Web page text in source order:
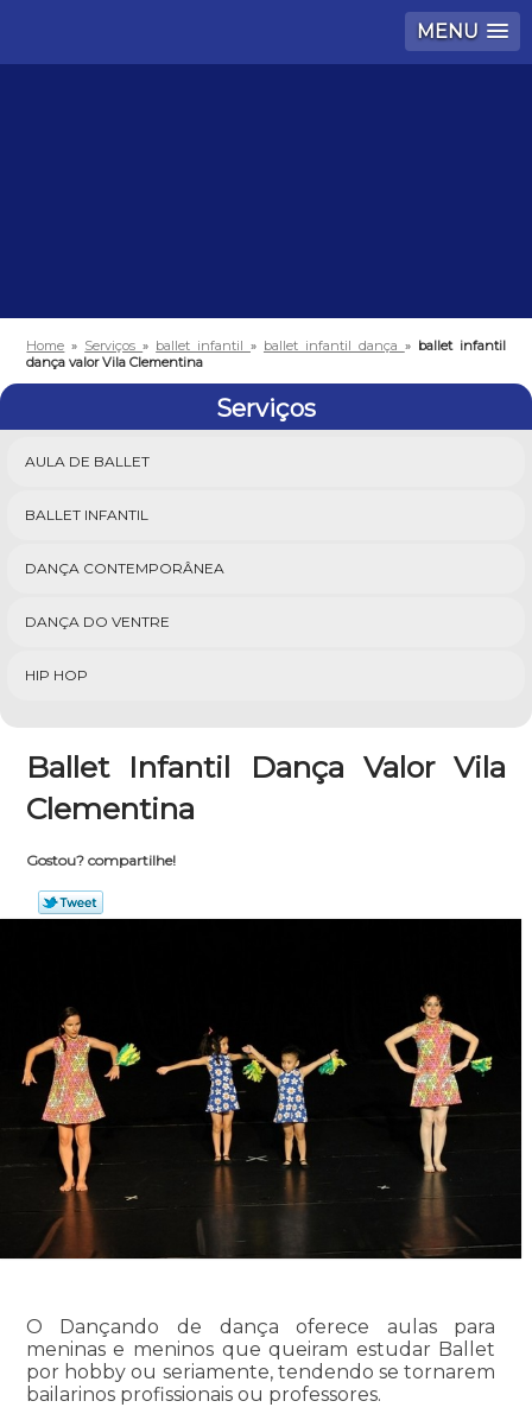
MENU
Home » Serviços» ballet infantil» ballet infantil dança » ballet infantil
dança valor Vila Clementina
Serviços
AULA DE BALLET
BALLET INFANTIL
DANÇA CONTEMPORÂNEA
DANÇA DO VENTRE
HIP HOP
Ballet Infantil Dança Valor Vila
Clementina
Gostou? compartilhe!
O Dançando de dança oferece aulas para
meninas e meninos que queiram estudar Ballet
por hobby ou seriamente, tendendo se tornarem
bailarinos profissionais ou professores.